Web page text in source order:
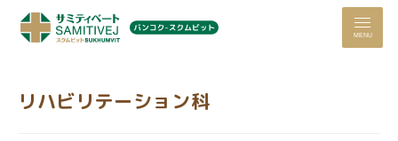
MENU
リハビリテーション科